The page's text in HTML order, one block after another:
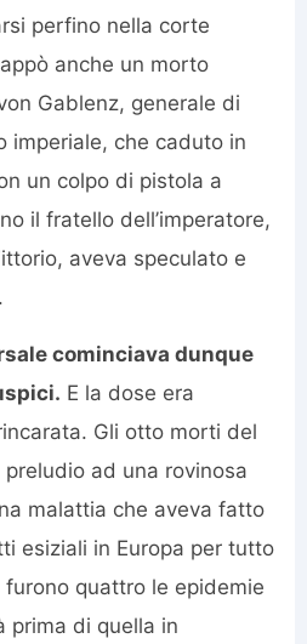
perfino nella corte
anche un morto
Gablenz, generale di
imperiale, che caduto in
un colpo di pistola a
il fratello dell’imperatore,
aveva speculato e
cominciava dunque
E la dose era
Gli otto morti del
ad una rovinosa
malattia che aveva fatto
esiziali in Europa per tutto
furono quattro le epidemie
prima di quella in